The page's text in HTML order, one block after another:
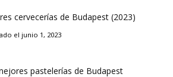
cervecerías de Budapest (2023)
el junio 1, 2023
pastelerías de Budapest